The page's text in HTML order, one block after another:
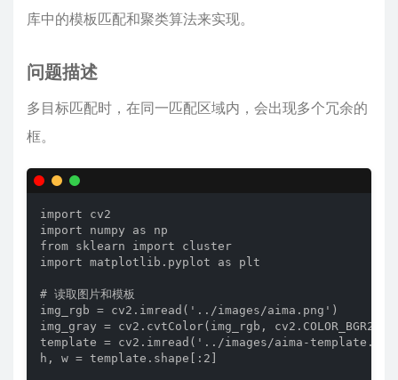
库中的模板匹配和聚类算法来实现。
问题描述
多目标匹配时，在同一匹配区域内，会出现多个冗余的
框。
import cv2
import numpy as np
from sklearn import cluster
import matplotlib.pyplot as plt
# 读取图片和模板
img_rgb = cv2.imread('../images/aima.png')
img_gray = cv2.cvtColor(img_rgb,
template = cv2.imread('../images/aima-
h, w = template.shape[:2]